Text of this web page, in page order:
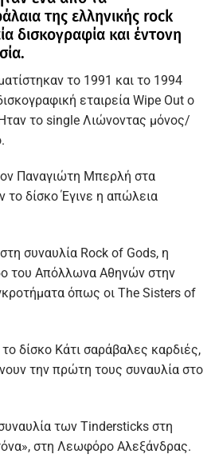
της ελληνικής rock
δισκογραφία και έντονη
το 1991 και το 1994
εταιρεία Wipe Out ο
το single Λιώνοντας μόνος/
Παναγιώτη Μπερλή στα
δίσκο Έγινε η απώλεια
συναυλία Rock of Gods, η
του Απόλλωνα Αθηνών στην
όπως οι The Sisters of
δίσκο Κάτι σαράβαλες καρδιές,
την πρώτη τους συναυλία στο
των Tindersticks στη
στη Λεωφόρο Αλεξάνδρας.